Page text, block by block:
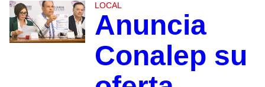
LOCAL
Anuncia
Conalep su